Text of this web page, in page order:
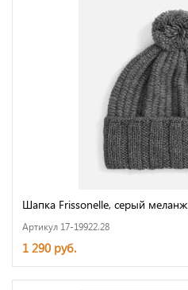
Шапка Frissonelle, серый меланж
Артикул 17-19922.28
1 290 руб.